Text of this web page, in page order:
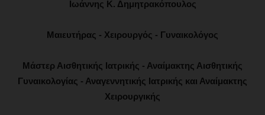
Ιωάννης Κ. Δημητρακόπουλος
Μαιευτήρας - Χειρουργός - Γυναικολόγος
Μάστερ Αισθητικής Ιατρικής - Αναίμακτης Αισθητικής
Γυναικολογίας - Αναγεννητικής Ιατρικής και Αναίμακτης
Χειρουργικής